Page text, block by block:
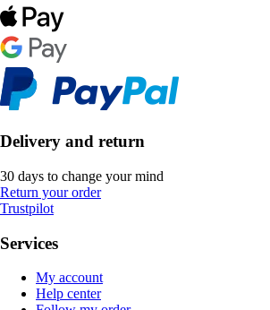
Delivery and return
30 days to change your mind
Return your order
Trustpilot
Services
My account
Help center